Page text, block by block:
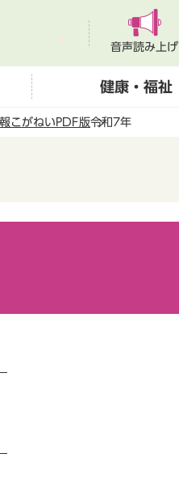
音声読み上げ
健康・福祉
こがねいPDF版令和7年